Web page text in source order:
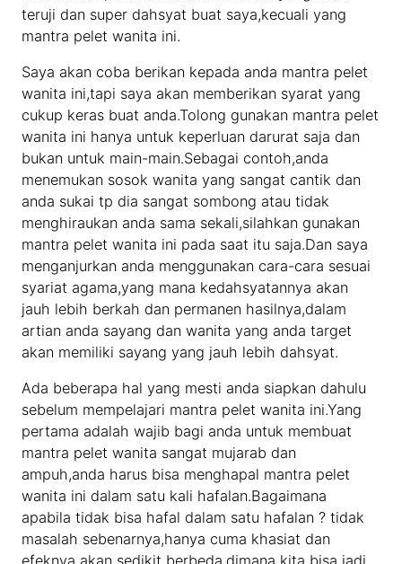
teruji dan super dahsyat buat saya,kecuali yang
mantra pelet wanita ini.
Saya akan coba berikan kepada anda mantra pelet
wanita ini,tapi saya akan memberikan syarat yang
cukup keras buat anda.Tolong gunakan mantra pelet
wanita ini hanya untuk keperluan darurat saja dan
bukan untuk main-main.Sebagai contoh,anda
menemukan sosok wanita yang sangat cantik dan
anda sukai tp dia sangat sombong atau tidak
menghiraukan anda sama sekali,silahkan gunakan
mantra pelet wanita ini pada saat itu saja.Dan saya
menganjurkan anda menggunakan cara-cara sesuai
syariat agama,yang mana kedahsyatannya akan
jauh lebih berkah dan permanen hasilnya,dalam
artian anda sayang dan wanita yang anda target
akan memiliki sayang yang jauh lebih dahsyat.
Ada beberapa hal yang mesti anda siapkan dahulu
sebelum mempelajari mantra pelet wanita ini.Yang
pertama adalah wajib bagi anda untuk membuat
mantra pelet wanita sangat mujarab dan
ampuh,anda harus bisa menghapal mantra pelet
wanita ini dalam satu kali hafalan.Bagaimana
apabila tidak bisa hafal dalam satu hafalan ? tidak
masalah sebenarnya,hanya cuma khasiat dan